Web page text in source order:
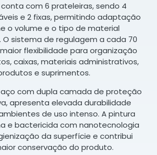
com 6 prateleiras, sendo 4
e 2 fixas, permitindo adaptação
o volume e o tipo de material
O sistema de regulagem a cada 70
flexibilidade para organização
caixas, materiais administrativos,
e suprimentos.
com dupla camada de proteção
apresenta elevada durabilidade
de uso intenso. A pintura
e bactericida com nanotecnologia
da superfície e contribui
conservação do produto.